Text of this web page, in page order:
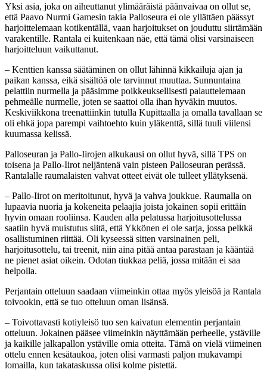
Yksi asia, joka on aiheuttanut ylimääräistä päänvaivaa on ollut se,
että Paavo Nurmi Gamesin takia Palloseura ei ole yllättäen päässyt
harjoittelemaan kotikentällä, vaan harjoitukset on jouduttu siirtämään
varakentille. Rantala ei kuitenkaan näe, että tämä olisi varsinaiseen
harjoitteluun vaikuttanut.
– Kenttien kanssa säätäminen on ollut lähinnä kikkailuja ajan ja
paikan kanssa, eikä sisältöä ole tarvinnut muuttaa. Sunnuntaina
pelattiin nurmella ja pääsimme poikkeuksellisesti palauttelemaan
pehmeälle nurmelle, joten se saattoi olla ihan hyväkin muutos.
Keskiviikkona treenattiinkin tutulla Kupittaalla ja omalla tavallaan se
oli ehkä jopa parempi vaihtoehto kuin yläkenttä, sillä tuuli viilensi
kuumassa kelissä.
Palloseuran ja Pallo-Iirojen alkukausi on ollut hyvä, sillä TPS on
toisena ja Pallo-Iirot neljäntenä vain pisteen Palloseuran perässä.
Rantalalle raumalaisten vahvat otteet eivät ole tulleet yllätyksenä.
– Pallo-Iirot on meritoitunut, hyvä ja vahva joukkue. Raumalla on
lupaavia nuoria ja kokeneita pelaajia joista jokainen sopii erittäin
hyvin omaan rooliinsa. Kauden alla pelatussa harjoitusottelussa
saatiin hyvä muistutus siitä, että Ykkönen ei ole sarja, jossa pelkkä
osallistuminen riittää. Oli kyseessä sitten varsinainen peli,
harjoitusottelu, tai treenit, niin aina pitää antaa parastaan ja kääntää
ne pienet asiat oikein. Odotan tiukkaa peliä, jossa mitään ei saa
helpolla.
Perjantain otteluun saadaan viimeinkin ottaa myös yleisöä ja Rantala
toivookin, että se tuo otteluun oman lisänsä.
– Toivottavasti kotiyleisö tuo sen kaivatun elementin perjantain
otteluun. Jokainen pääsee viimeinkin näyttämään perheelle, ystäville
ja kaikille jalkapallon ystäville omia otteita. Tämä on vielä viimeinen
ottelu ennen kesätaukoa, joten olisi varmasti paljon mukavampi
lomailla, kun takataskussa olisi kolme pistettä.